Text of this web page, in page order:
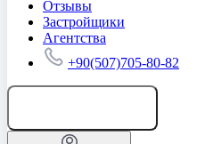
Отзывы
Застройщики
Агентства
+90(507)705-80-82